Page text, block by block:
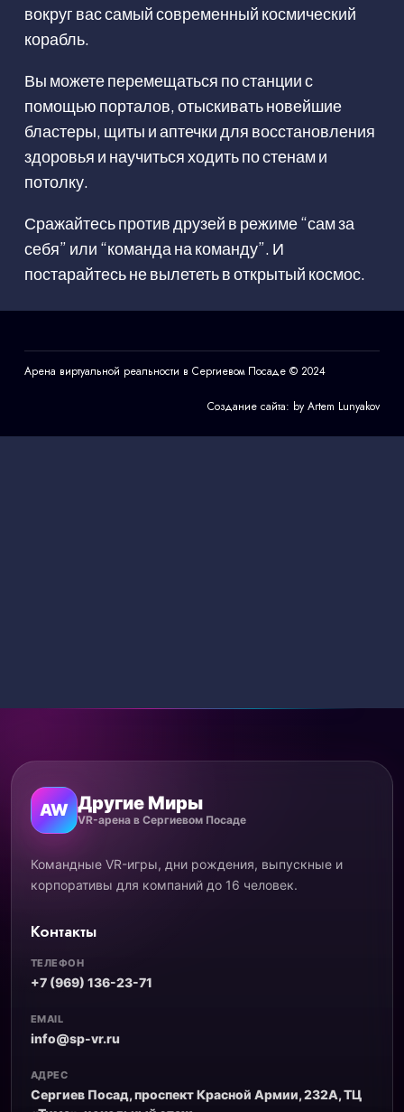
вокруг вас самый современный космический
корабль.
Вы можете перемещаться по станции с
помощью порталов, отыскивать новейшие
бластеры, щиты и аптечки для восстановления
здоровья и научиться ходить по стенам и
потолку.
Сражайтесь против друзей в режиме “сам за
себя” или “команда на команду”. И
постарайтесь не вылететь в открытый космос.
Арена виртуальной реальности в Сергиевом Посаде © 2024
Создание сайта: by Artem Lunyakov
AW Другие Миры
VR-арена в Сергиевом Посаде
Командные VR-игры, дни рождения, выпускные и
корпоративы для компаний до 16 человек.
Контакты
ТЕЛЕФОН
+7 (969) 136-23-71
EMAIL
info@sp-vr.ru
АДРЕС
Сергиев Посад, проспект Красной Армии, 232А, ТЦ